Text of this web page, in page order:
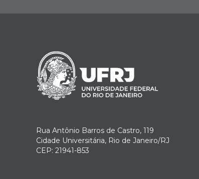
Rua Antônio Barros de Castro, 119
Cidade Universitária, Rio de Janeiro/RJ
CEP: 21941-853